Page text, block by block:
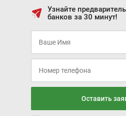
Узнайте
банков за 30 минут!
Оставить